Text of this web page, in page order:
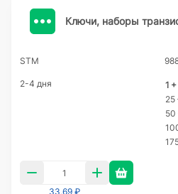
Ключи, наборы
STM
2-4 дня 1 +
25
50
33,69 ₽